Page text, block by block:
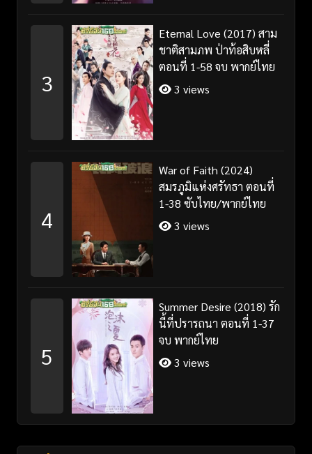
3
Eternal Love (2017) สาม
ชาติสามภพ ป่าท้อสิบหลี่
ตอนที่ 1-58 จบ พากย์ไทย
3 views
4
War of Faith (2024)
สมรภูมิแห่งศรัทธา ตอนที่
1-38 ซับไทย/พากย์ไทย
3 views
5
Summer Desire (2018) รัก
นี้ที่ปรารถนา ตอนที่ 1-37
จบ พากย์ไทย
3 views